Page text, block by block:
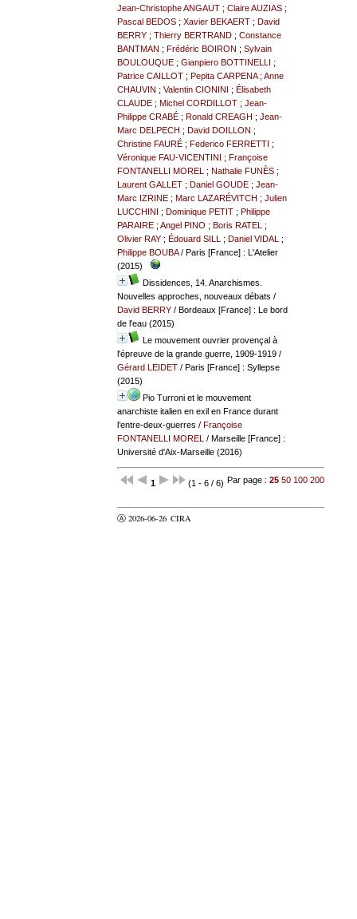
Jean-Christophe ANGAUT; Claire AUZIAS;
Pascal BEDOS; Xavier BEKAERT; David
BERRY; Thierry BERTRAND; Constance
BANTMAN ; Frédéric BOIRON ; Sylvain
BOULOUQUE; Gianpiero BOTTINELLI ;
Patrice CAILLOT; Pepita CARPENA; Anne
CHAUVIN ; Valentin CIONINI ; Élisabeth
CLAUDE; Michel CORDILLOT; Jean-
Philippe CRABÉ; Ronald CREAGH ; Jean-
Marc DELPECH ; David DOILLON ;
Christine FAURÉ; Federico FERRETTI ;
Véronique FAU-VICENTINI ; Françoise
FONTANELLI MOREL
; Nathalie FUNÈS;
Laurent GALLET; Daniel GOUDE; Jean-
Marc IZRINE; Marc LAZARÉVITCH ; Julien
LUCCHINI ; Dominique PETIT; Philippe
PARAIRE; Angel PINO ; Boris RATEL
;
Olivier RAY; Édouard SILL ; Daniel VIDAL
;
Philippe BOUBA/ Paris [France] : L'Atelier
(2015)
Dissidences, 14. Anarchismes.
Nouvelles approches, nouveaux débats /
David BERRY/ Bordeaux [France] : Le bord
de l'eau (2015)
Le mouvement ouvrier provençal à
l'épreuve de la grande guerre, 1909-1919/
Gérard LEIDET/ Paris [France] : Syllepse
(2015)
Pio Turroni et le mouvement
anarchiste italien en exil en France durant
l’entre-deux-guerres / Françoise
FONTANELLI MOREL / Marseille [France] :
Université d'Aix-Marseille (2016)
1 (1 - 6 / 6) Par page : 25 50 100 200
Ⓐ 2026-06-26 CIRA